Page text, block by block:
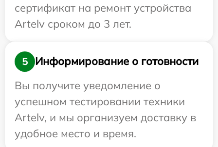
сертификат на ремонт устройства
Artelv сроком до 3 лет.
5
Информирование о готовности
Вы получите уведомление о
успешном тестировании техники
Artelv, и мы организуем доставку в
удобное место и время.